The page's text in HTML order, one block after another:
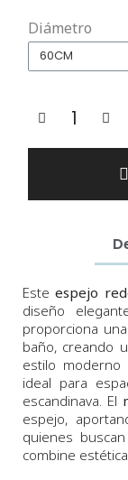
Diámetro
Esteespejo
diseño
proporciona
baño, creando
estilo moderno
ideal para
escandinava. El
espejo,
quienes
combine